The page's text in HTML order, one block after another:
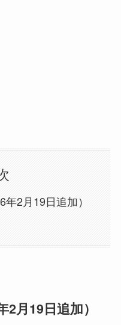
2月19日追加）
月19日追加）